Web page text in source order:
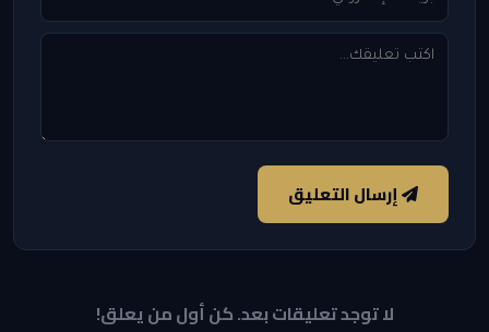
إرسال التعليق
لا توجد تعليقات بعد. كن أول من يعلق!